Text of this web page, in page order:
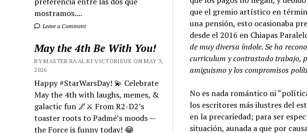
mostramos....
Leave a Comment
May the 4th Be With You!
BY MASTER RA'AL KI VICTORIEUX ON MAY 3,
2026
Happy #StarWarsDay! 💫 Celebrate
May the 4th with laughs, memes, &
galactic fun 🌌⚔️ From R2-D2’s
toaster roots to Padmé’s moods —
the Force is funny today! 😂
que el gremio artístico en
una pensión, esto ocasionaba
desde el 2016 en Chiapas
de muy diversa índole. Se ha
curriculum y contrastado trabajo,
amiguismo y los compromisos
No es nada romántico ni
los escritores más ilustres del
en la precariedad; para ser
situación, aunada a que por